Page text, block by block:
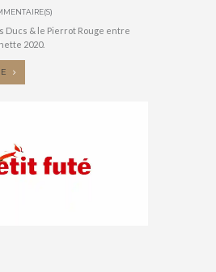
Ducs & le Pierrot Rouge entre
2020.